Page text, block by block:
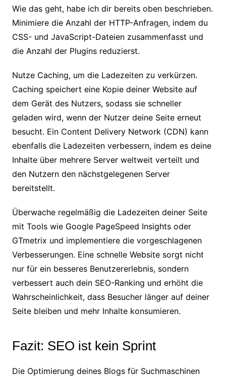
Wie das geht, habe ich dir bereits oben beschrieben.
Minimiere die Anzahl der HTTP-Anfragen, indem du
CSS- und JavaScript-Dateien zusammenfasst und
die Anzahl der Plugins reduzierst.
Nutze Caching, um die Ladezeiten zu verkürzen.
Caching speichert eine Kopie deiner Website auf
dem Gerät des Nutzers, sodass sie schneller
geladen wird, wenn der Nutzer deine Seite erneut
besucht. Ein Content Delivery Network (CDN) kann
ebenfalls die Ladezeiten verbessern, indem es deine
Inhalte über mehrere Server weltweit verteilt und
den Nutzern den nächstgelegenen Server
bereitstellt.
Überwache regelmäßig die Ladezeiten deiner Seite
mit Tools wie Google PageSpeed Insights oder
GTmetrix und implementiere die vorgeschlagenen
Verbesserungen. Eine schnelle Website sorgt nicht
nur für ein besseres Benutzererlebnis, sondern
verbessert auch dein SEO-Ranking und erhöht die
Wahrscheinlichkeit, dass Besucher länger auf deiner
Seite bleiben und mehr Inhalte konsumieren.
Fazit: SEO ist kein Sprint
Die Optimierung deines Blogs für Suchmaschinen